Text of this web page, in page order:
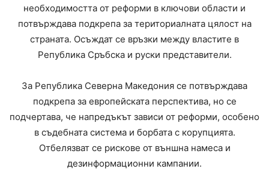
необходимостта от реформи в ключови области и
потвърждава подкрепа за териториалната цялост на
страната. Осъждат се връзки между властите в
Република Сръбска и руски представители.
За Република Северна Македония се потвърждава
подкрепа за европейската перспектива, но се
подчертава, че напредъкът зависи от реформи, особено
в съдебната система и борбата с корупцията.
Отбелязват се рискове от външна намеса и
дезинформационни кампании.